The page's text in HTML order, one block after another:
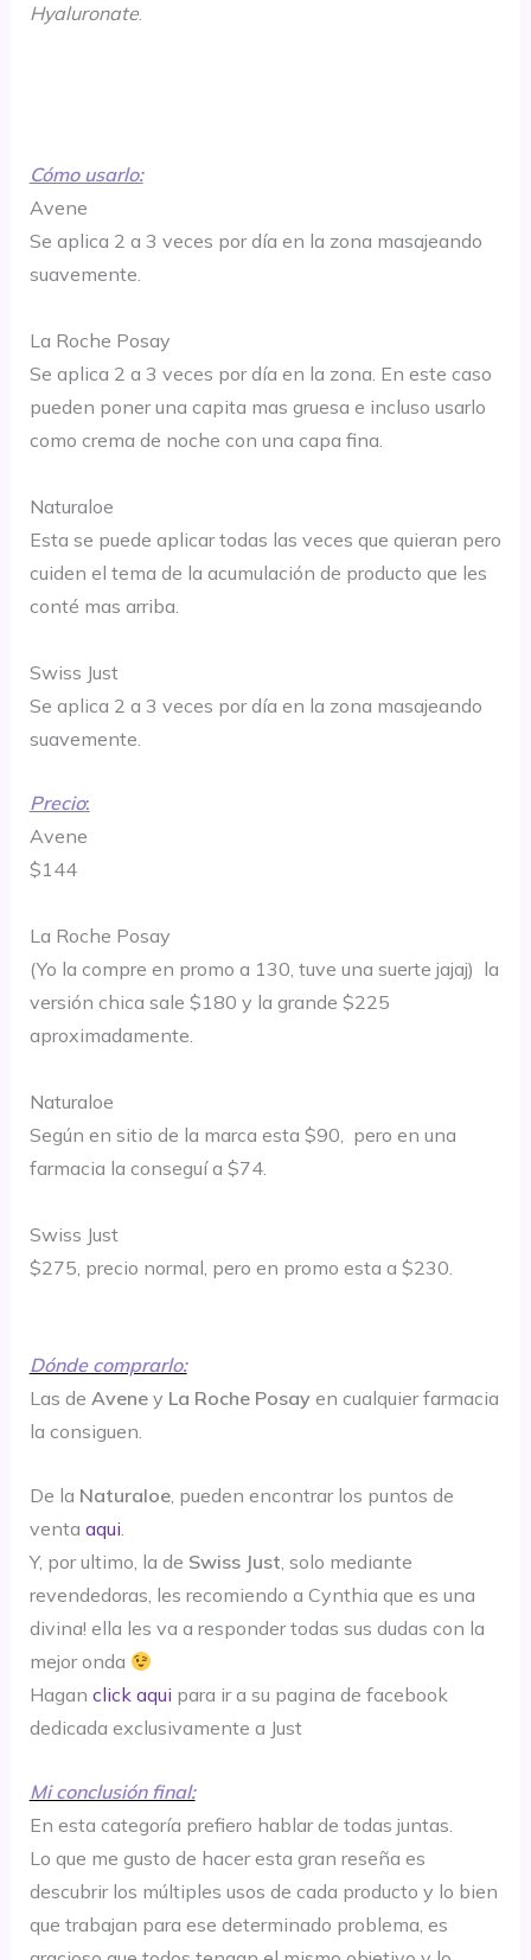
Hyaluronate.
Cómo usarlo:
Avene
Se aplica 2 a 3 veces por día en la zona masajeando
suavemente.
La Roche Posay
Se aplica 2 a 3 veces por día en la zona. En este caso
pueden poner una capita mas gruesa e incluso usarlo
como crema de noche con una capa fina.
Naturaloe
Esta se puede aplicar todas las veces que quieran pero
cuiden el tema de la acumulación de producto que les
conté mas arriba.
Swiss Just
Se aplica 2 a 3 veces por día en la zona masajeando
suavemente.
Precio:
Avene
$144
La Roche Posay
(Yo la compre en promo a 130, tuve una suerte jajaj) la
versión chica sale $180 y la grande $225
aproximadamente.
Naturaloe
Según en sitio de la marca esta $90, pero en una
farmacia la conseguí a $74.
Swiss Just
$275, precio normal, pero en promo esta a $230.
Dónde comprarlo:
Las de Aveney La Roche Posayen cualquier farmacia
la consiguen.
De la Naturaloe, pueden encontrar los puntos de
venta aqui.
Y, por ultimo, la de Swiss Just, solo mediante
revendedoras, les recomiendo a Cynthia que es una
divina! ella les va a responder todas sus dudas con la
mejor onda
Hagan click aqui para ir a su pagina de facebook
dedicada exclusivamente a Just
Mi conclusión final:
En esta categoría prefiero hablar de todas juntas.
Lo que me gusto de hacer esta gran reseña es
descubrir los múltiples usos de cada producto y lo bien
que trabajan para ese determinado problema, es